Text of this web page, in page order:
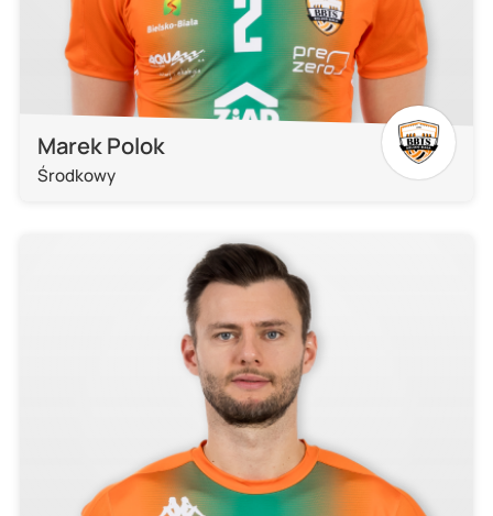
Marek Polok
Środkowy